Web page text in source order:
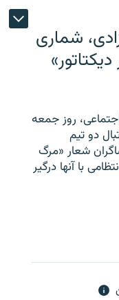
شماری
روز جمعه
دو تیم
شعار «مرگ
با آنها درگیر